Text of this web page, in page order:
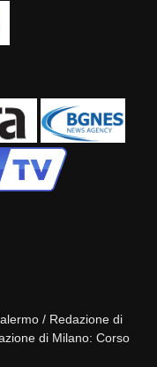
/ Redazione di
di Milano: Corso